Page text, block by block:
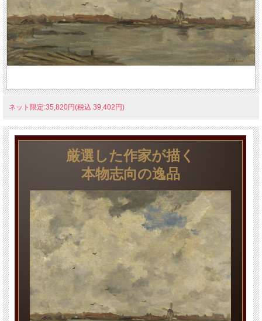
ネット限定:35,820円(税込 39,402円)
厳選した作家が描く
本物志向の逸品